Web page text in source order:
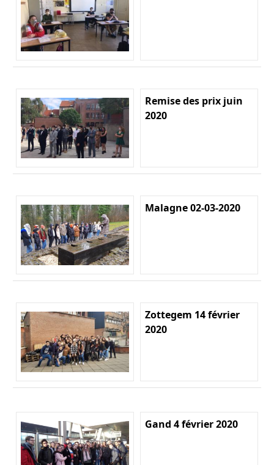
Remise des prix juin
2020
Malagne 02-03-2020
Zottegem 14 février
2020
Gand 4 février 2020